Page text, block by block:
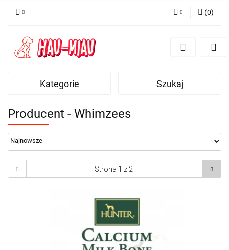
(0)
Kategorie Szukaj
Producent - Whimzees